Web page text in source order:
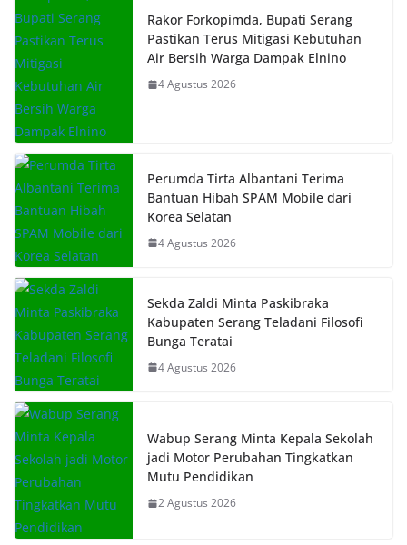
Rakor Forkopimda, Bupati Serang
Pastikan Terus Mitigasi Kebutuhan
Air Bersih Warga Dampak Elnino
4 Agustus 2026
Perumda Tirta Albantani Terima
Bantuan Hibah SPAM Mobile dari
Korea Selatan
4 Agustus 2026
Sekda Zaldi Minta Paskibraka
Kabupaten Serang Teladani Filosofi
Bunga Teratai
4 Agustus 2026
Wabup Serang Minta Kepala Sekolah
jadi Motor Perubahan Tingkatkan
Mutu Pendidikan
2 Agustus 2026